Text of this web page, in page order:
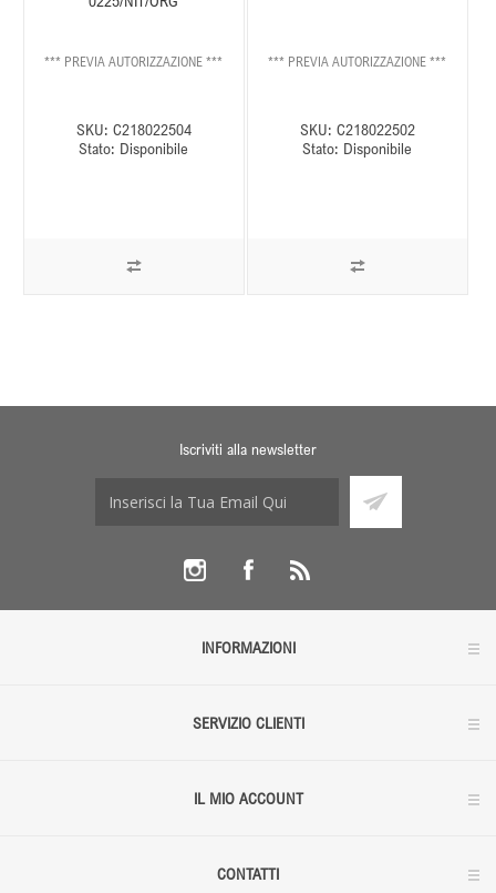
*** PREVIA AUTORIZZAZIONE ***
SKU: C218022504
Stato: Disponibile
*** PREVIA AUTORIZZAZIONE ***
SKU: C218022502
Stato: Disponibile
Iscriviti alla newsletter
INFORMAZIONI
SERVIZIO CLIENTI
IL MIO ACCOUNT
CONTATTI